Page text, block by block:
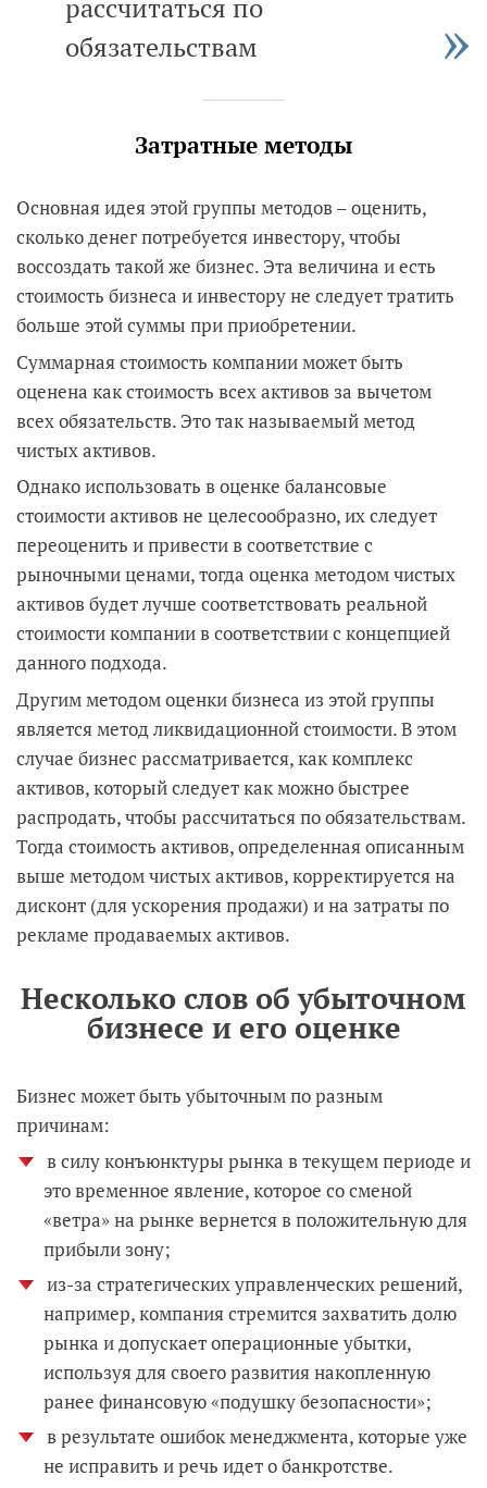
рассчитаться по
обязательствам
Затратные методы
Основная идея этой группы методов – оценить,
сколько денег потребуется инвестору, чтобы
воссоздать такой же бизнес. Эта величина и есть
стоимость бизнеса и инвестору не следует тратить
больше этой суммы при приобретении.
Суммарная стоимость компании может быть
оценена как стоимость всех активов за вычетом
всех обязательств. Это так называемый метод
чистых активов.
Однако использовать в оценке балансовые
стоимости активов не целесообразно, их следует
переоценить и привести в соответствие с
рыночными ценами, тогда оценка методом чистых
активов будет лучше соответствовать реальной
стоимости компании в соответствии с концепцией
данного подхода.
Другим методом оценки бизнеса из этой группы
является метод ликвидационной стоимости. В этом
случае бизнес рассматривается, как комплекс
активов, который следует как можно быстрее
распродать, чтобы рассчитаться по обязательствам.
Тогда стоимость активов, определенная описанным
выше методом чистых активов, корректируется на
дисконт (для ускорения продажи) и на затраты по
рекламе продаваемых активов.
Несколько слов об убыточном
бизнесе и его оценке
Бизнес может быть убыточным по разным
причинам:
в силу конъюнктуры рынка в текущем периоде и
это временное явление, которое со сменой
«ветра» на рынке вернется в положительную для
прибыли зону;
из-за стратегических управленческих решений,
например, компания стремится захватить долю
рынка и допускает операционные убытки,
используя для своего развития накопленную
ранее финансовую «подушку безопасности»;
в результате ошибок менеджмента, которые уже
не исправить и речь идет о банкротстве.